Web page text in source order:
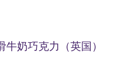
奶巧克力（英国）